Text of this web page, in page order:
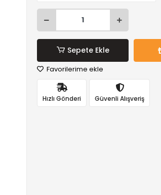
Sepete Ekle
Favorilerime ekle
Hızlı Gönderi Güvenli Alışveriş